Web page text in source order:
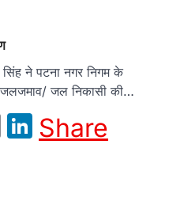
ने पटना नगर निगम के
जलजमाव/ जल निकासी की…
EmailLinkedIn
Share